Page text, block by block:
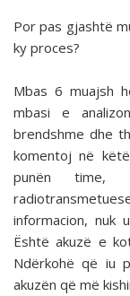
Por pas gjashtë
ky proces?
Mbas 6 muajsh
mbasi e
brendshme dhe
komentoj në
punën time,
informacion, nuk
Është akuzë e
Ndërkohë që iu
akuzën që më